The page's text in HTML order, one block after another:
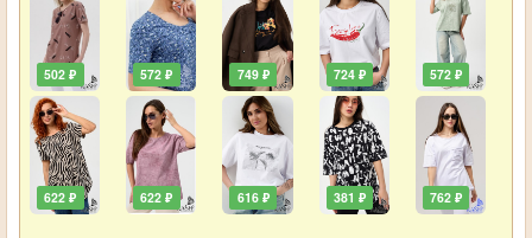
502 ₽
622 ₽
572 ₽
622 ₽
749 ₽
616 ₽
724 ₽
381 ₽
572 ₽
762 ₽